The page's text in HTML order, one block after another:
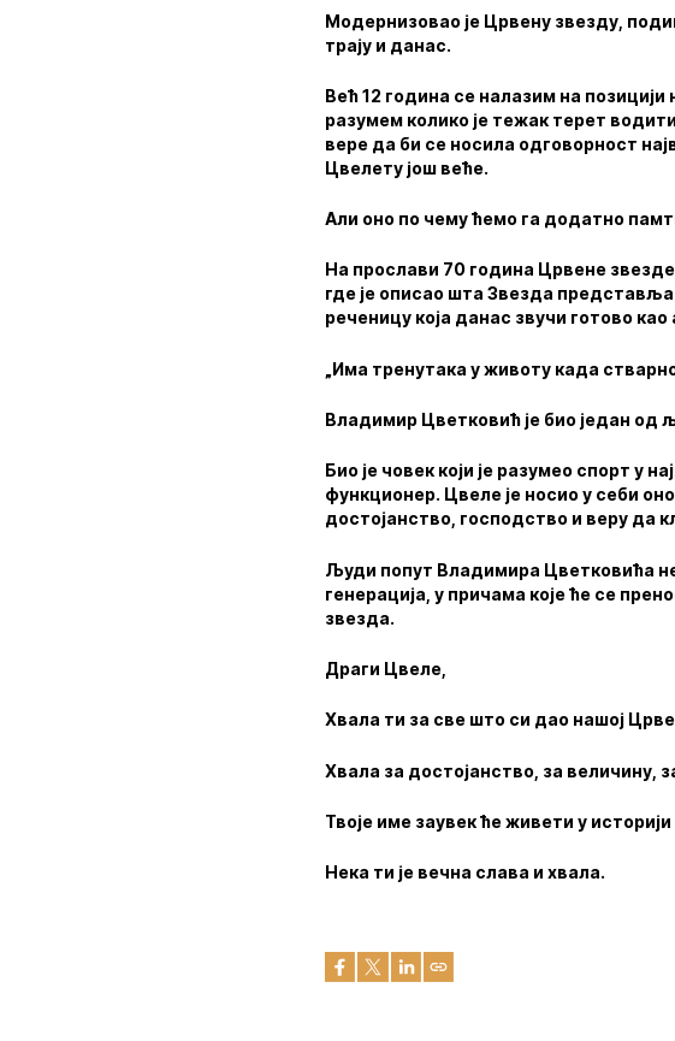
Модернизовао је Црвену звезду,
трају и данас.
Већ 12 година се налазим на
разумем колико је тежак терет
вере да би се носила одговорност
Цвелету још веће.
Али оно по чему ћемо га додатно
На прослави 70 година Црвене
где је описао шта Звезда
реченицу која данас звучи готово као
„Има тренутака у животу када
Владимир Цветковић је био један од
Био је човек који је разумео спорт у
функционер. Цвеле је носио у себи
достојанство, господство и веру да
Људи попут Владимира Цветковића
генерација, у причама које ће се
звезда.
Драги Цвеле,
Хвала ти за све што си дао нашој
Хвала за достојанство, за величину,
Твоје име заувек ће живети у
Нека ти је вечна слава и хвала.